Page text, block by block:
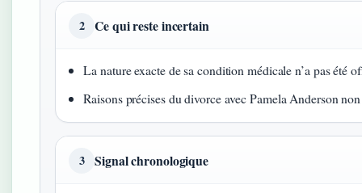
2 Ce qui reste incertain
La nature exacte de sa condition médicale n’a pas été
Raisons précises du divorce avec Pamela Anderson
3 Signal chronologique